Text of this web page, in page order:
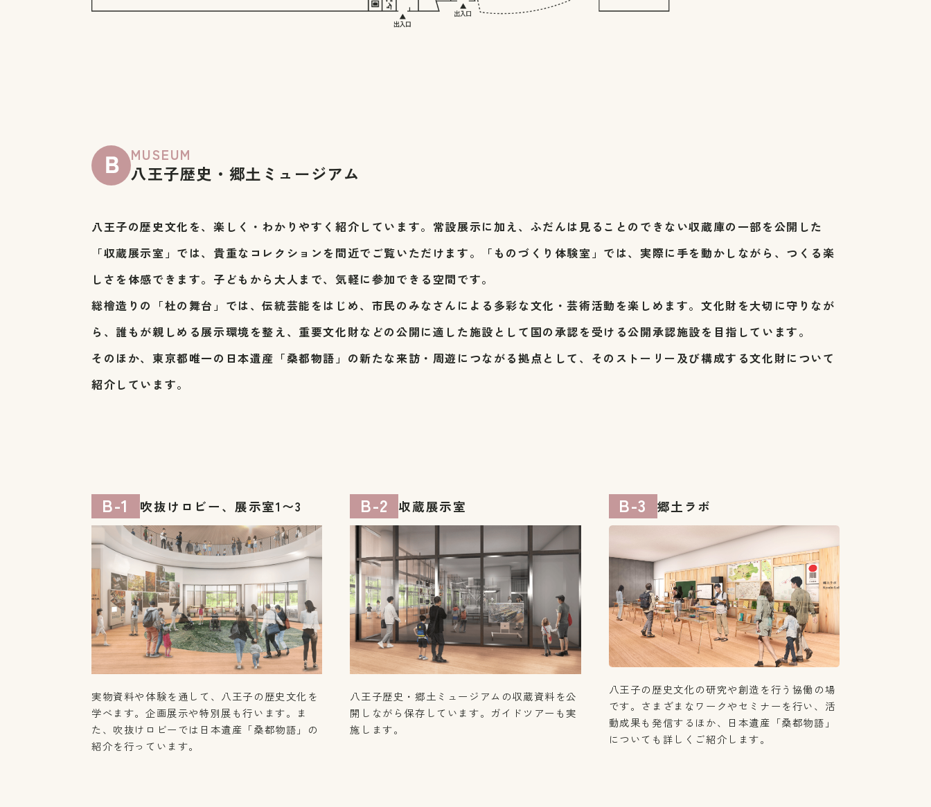
MUSEUM
八王子歴史・郷土ミュージアム
八王子の歴史文化を、楽しく・わかりやすく紹介しています。常設展示に加え、ふだんは見ることのできない収蔵庫の一部を公開した
「収蔵展示室」では、貴重なコレクションを間近でご覧いただけます。「ものづくり体験室」では、実際に手を動かしながら、つくる楽
しさを体感できます。子どもから大人まで、気軽に参加できる空間です。
総檜造りの「杜の舞台」では、伝統芸能をはじめ、市民のみなさんによる多彩な文化・芸術活動を楽しめます。文化財を大切に守りなが
ら、誰もが親しめる展示環境を整え、重要文化財などの公開に適した施設として国の承認を受ける公開承認施設を目指しています。
そのほか、東京都唯一の日本遺産「桑都物語」の新たな来訪・周遊につながる拠点として、そのストーリー及び構成する文化財について
紹介しています。
B-1 吹抜けロビー、展示室1〜3
実物資料や体験を通して、八王子の歴史文化を
学べます。企画展示や特別展も行います。ま
た、吹抜けロビーでは日本遺産「桑都物語」の
紹介を行っています。
B-2 収蔵展示室
八王子歴史・郷土ミュージアムの収蔵資料を公
開しながら保存しています。ガイドツアーも実
施します。
B-3 郷土ラボ
八王子の歴史文化の研究や創造を行う協働の場
です。さまざまなワークやセミナーを行い、活
動成果も発信するほか、日本遺産「桑都物語」
についても詳しくご紹介します。